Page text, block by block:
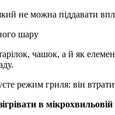
не можна піддавати
шару
режим гриля: він
в